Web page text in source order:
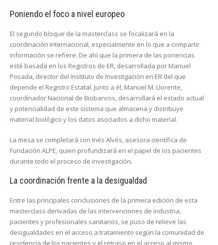
Poniendo el foco a nivel europeo
El segundo bloque de la masterclass se focalizará en la
coordinación internacional, especialmente en lo que a compartir
información se refiere. De ahí que la primera de las ponencias
esté basada en los Registros de ER, desarrollada por Manuel
Posada, director del Instituto de Investigación en ER del que
depende el Registro Estatal. Junto a él, Manuel M. Llorente,
coordinador Nacional de Biobancos, desarrollará el estado actual
y potencialidad de este sistema que almacena y distribuye
material biológico y los datos asociados a dicho material.
La mesa se completará con Inés Alvés, asesora científica de
Fundación ALPE, quien profundizará en el papel de los pacientes
durante todo el proceso de investigación.
La coordinación frente a la desigualdad
Entre las principales conclusiones de la primera edición de esta
masterclass derivadas de las intervenciones de industria,
pacientes y profesionales sanitarios, se puso de relieve las
desigualdades en el acceso a tratamiento según la comunidad de
residencia de los pacientes y el retraso en el acceso al mismo.